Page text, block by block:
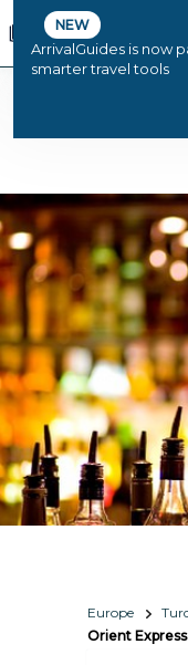
NEW
ArrivalGuides is now
smarter travel tools
Europe
Orient